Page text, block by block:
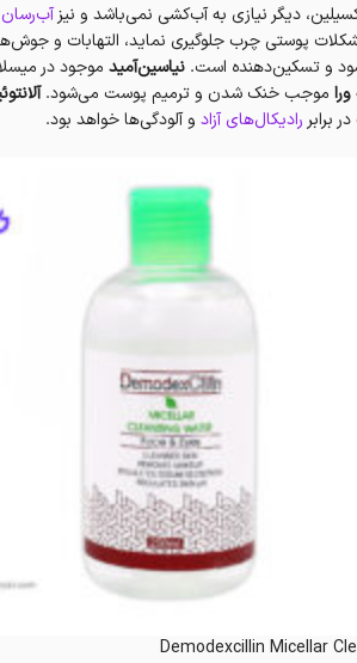
دیگر نیازی به آب‌کشی نمی‌باشد و نیزآب‌رسان
پوستی چرب جلوگیری نماید، التهابات و
و تسکین‌دهنده است. نیاسین‌آمید موجود در
موجب خنک شدن و ترمیم پوست می‌شود.
برابر رادیکال‌های آزاد و آلودگی‌ها خواهد بود.
Demodexcillin Micellar